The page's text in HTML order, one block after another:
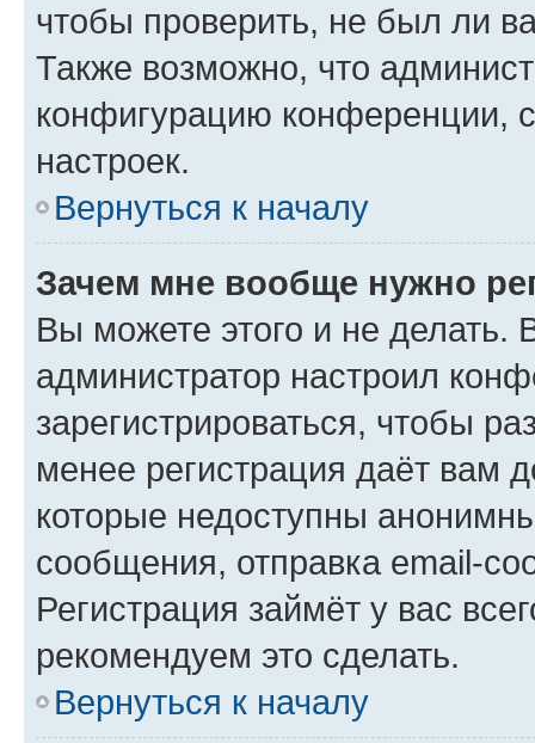
чтобы проверить, не был ли
Также возможно, что
конфигурацию конференции,
настроек.
Вернуться к началу
Зачем мне вообще нужно
Вы можете этого и не делать.
администратор настроил
зарегистрироваться, чтобы
менее регистрация даёт вам
которые недоступны
сообщения, отправка email-
Регистрация займёт у вас
рекомендуем это сделать.
Вернуться к началу